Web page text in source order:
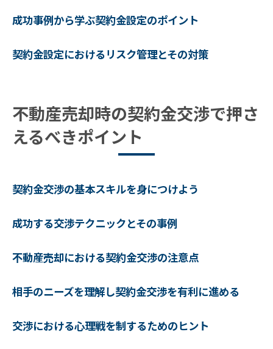
契約金の構成要素を知り、適切に扱う
う
法
契約金の適切な設定が不動産売却の成否を左右
影響
る理由
売主と買主双方にとっての契約金の重要性
契約金設定が売却のスムーズさを左右する
成功談に学ぶ契約金適正化のメリット
成功事例から学ぶ契約金設定のポイント
契約金設定におけるリスク管理とその対策
不動産売却時の契約金交渉で押さ
えるべきポイント
契約金交渉の基本スキルを身につけよう
成功する交渉テクニックとその事例
不動産売却における契約金交渉の注意点
相手のニーズを理解し契約金交渉を有利に進める
交渉における心理戦を制するためのヒント